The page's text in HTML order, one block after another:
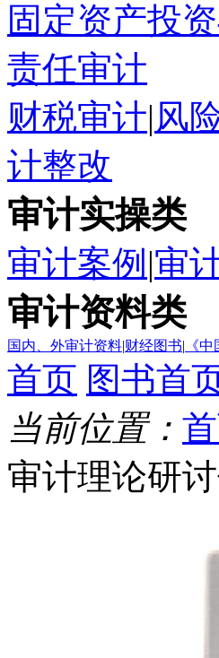
固定资产投
责任审计
财税审计|风
计整改
审计实操类
审计案例 |审
审计资料类
国内、外审计资料|财经图书| 《
首页 图书首
当前位置：
审计理论研